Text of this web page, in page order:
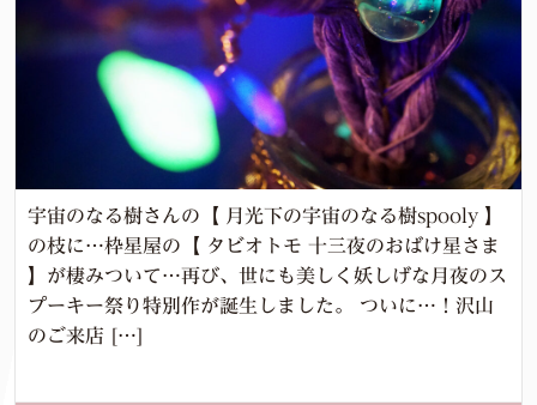
宇宙のなる樹さんの【 月光下の宇宙のなる樹spooly 】
の枝に…枠星屋の【 タビオトモ 十三夜のおばけ星さま
】が棲みついて…再び、世にも美しく妖しげな月夜のス
プーキー祭り特別作が誕生しました。 ついに…！沢山
のご来店 […]